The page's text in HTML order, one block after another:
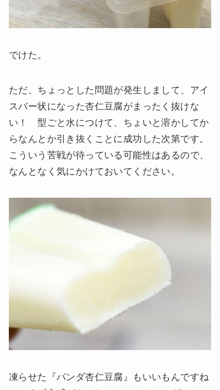
でけた。
ただ、ちょっとした問題が発生しまして、アイ
スバー状になった杏仁豆腐がまったく抜けな
い！ 型ごと水につけて、ちょいと溶かしてか
らなんとか引き抜くことに成功した次第です。
こういう苦戦が待っている可能性はあるので、
なんとなく気にかけておいてください。
凍らせた『パンダ杏仁豆腐』もいいもんですね